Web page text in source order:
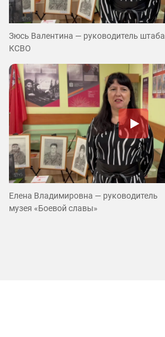
Зюсь Валентина — руководитель штаба
КСВО
Елена Владимировна — руководитель
музея «Боевой славы»